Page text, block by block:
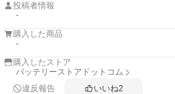
投稿者情報
-
購入した商品
-
購入したストア
バッテリーストアドットコム
違反報告
いいね2